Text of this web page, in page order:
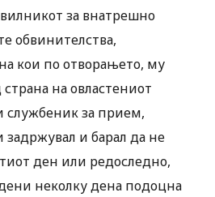
за внатрешно
обвинителства,
кои по отворањето, му
на овластениот
службеник за прием,
задржувал и барал да не
ден или редоследно,
неколку дена подоцна